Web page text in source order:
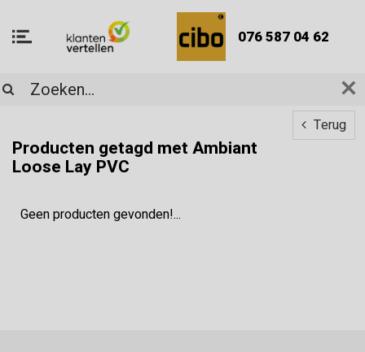
076 587 04 62
Terug
Producten getagd met Ambiant
Loose Lay PVC
Geen producten gevonden!...